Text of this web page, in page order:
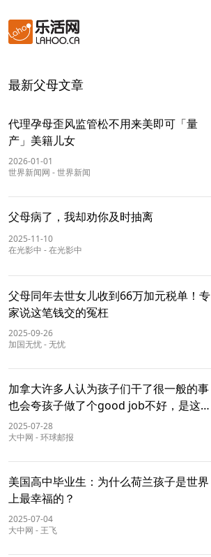
最新父母文章
代理孕母歪风监管松不用来美即可「量
产」美籍儿女
2026-01-01
世界新闻网 -世界新闻
父母病了，我却劝你及时抽离
2025-11-10
在光影中 -在光影中
父母同年去世女儿收到66万加元税单！专
家说这笔钱交的冤枉
2025-09-26
加国无忧-无忧
加拿大许多人认为孩子们干了很一般的事
也会夸孩子做了个good job不好，是这样
吗？
2025-07-28
大中网 -环球邮报
美国高中毕业生：为什么荷兰孩子是世界
上最幸福的？
2025-07-04
大中网 - 王飞